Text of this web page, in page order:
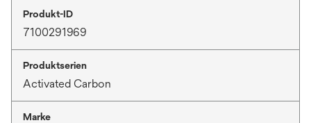
Produkt-ID
7100291969
Produktserien
Activated Carbon
Marke